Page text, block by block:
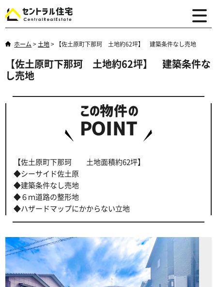
ホーム > 土地> 【佐土原町下那珂 土地約62坪】 建築条件なし売地
【佐土原町下那珂 土地約62坪】 建築条件な
し売地
【佐土原町下那珂 土地面積約62坪】
◆シーサイド佐土原
◆建築条件なし売地
◆６ｍ道路の整形地
◆ハザードマップにかからない立地